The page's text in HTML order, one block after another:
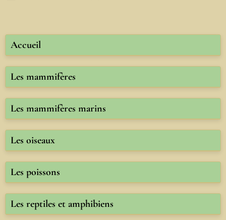
Accueil
Les mammifères
Les mammifères marins
Les oiseaux
Les poissons
Les reptiles et amphibiens